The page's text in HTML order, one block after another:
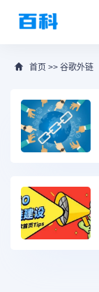
首页 >> 谷歌外链